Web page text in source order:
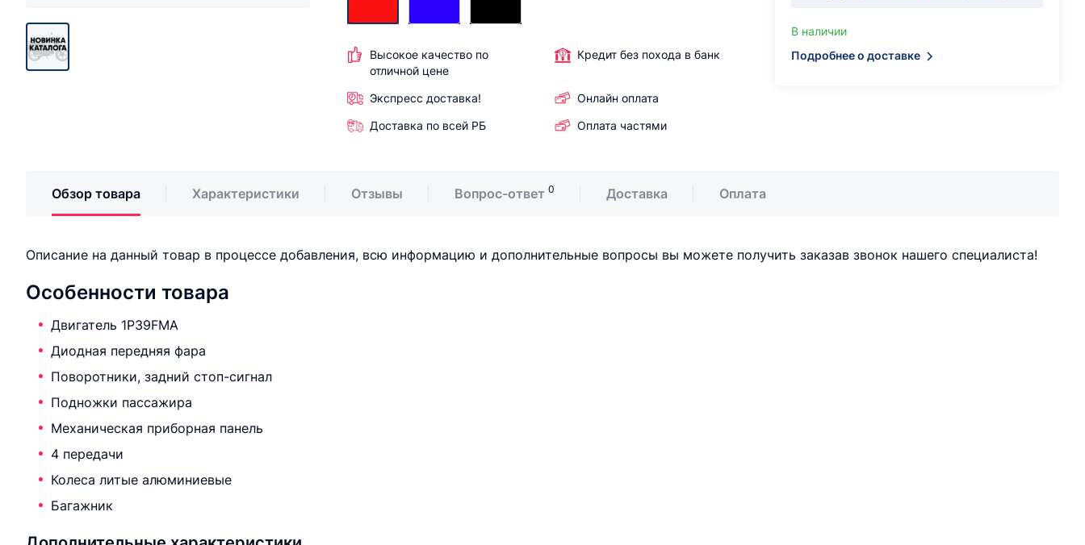
Высокое качество по
отличной цене
Кредит без похода в банк
Экспресс доставка!
Онлайн оплата
Доставка по всей РБ
Оплата частями
В наличии
Подробнее о доставке
Обзор товара Характеристики Отзывы Вопрос-ответ 0 Доставка Оплата
Описание на данный товар в процессе добавления, всю информацию и дополнительные вопросы вы можете получить заказав звонок нашего специалиста!
Особенности товара
Двигатель 1P39FMA
Диодная передняя фара
Поворотники, задний стоп-сигнал
Подножки пассажира
Механическая приборная панель
4 передачи
Колеса литые алюминиевые
Багажник